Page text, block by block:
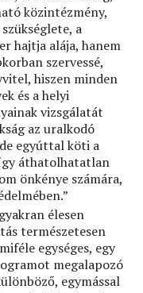
közintézmény,
a
hajtja alája, hanem
szervessé,
hiszen minden
és a helyi
vizsgálatát
az uralkodó
egyúttal köti a
áthatolhatatlan
önkénye számára,
élesen
természetesen
egységes, egy
megalapozó
egymással